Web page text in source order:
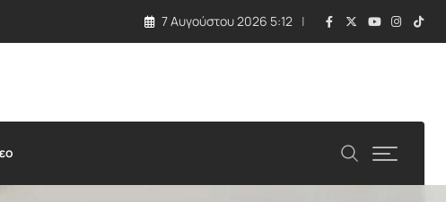
τραγωδία με εκρηκτική συσκευή σε drone
7 Αυγούστου 2026 5:12